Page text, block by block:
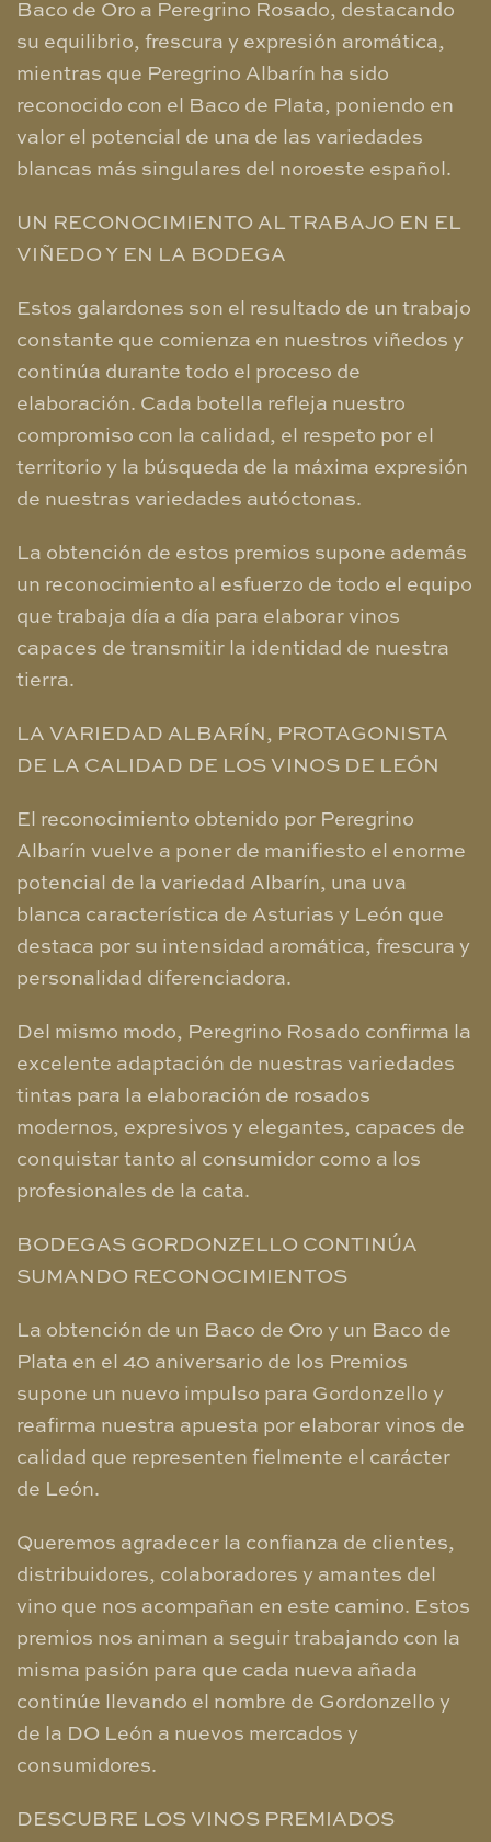
Baco de Oro a Peregrino Rosado, destacando
su equilibrio, frescura y expresión aromática,
mientras que Peregrino Albarín ha sido
reconocido con el Baco de Plata, poniendo en
valor el potencial de una de las variedades
blancas más singulares del noroeste español.
UN RECONOCIMIENTO AL TRABAJO EN EL
VIÑEDO Y EN LA BODEGA
Estos galardones son el resultado de un trabajo
constante que comienza en nuestros viñedos y
continúa durante todo el proceso de
elaboración. Cada botella refleja nuestro
compromiso con la calidad, el respeto por el
territorio y la búsqueda de la máxima expresión
de nuestras variedades autóctonas.
La obtención de estos premios supone además
un reconocimiento al esfuerzo de todo el equipo
que trabaja día a día para elaborar vinos
capaces de transmitir la identidad de nuestra
tierra.
LA VARIEDAD ALBARÍN, PROTAGONISTA
DE LA CALIDAD DE LOS VINOS DE LEÓN
El reconocimiento obtenido por Peregrino
Albarín vuelve a poner de manifiesto el enorme
potencial de la variedad Albarín, una uva
blanca característica de Asturias y León que
destaca por su intensidad aromática, frescura y
personalidad diferenciadora.
Del mismo modo, Peregrino Rosado confirma la
excelente adaptación de nuestras variedades
tintas para la elaboración de rosados
modernos, expresivos y elegantes, capaces de
conquistar tanto al consumidor como a los
profesionales de la cata.
BODEGAS GORDONZELLO CONTINÚA
SUMANDO RECONOCIMIENTOS
La obtención de un Baco de Oro y un Baco de
Plata en el 40 aniversario de los Premios
supone un nuevo impulso para Gordonzello y
reafirma nuestra apuesta por elaborar vinos de
calidad que representen fielmente el carácter
de León.
Queremos agradecer la confianza de clientes,
distribuidores, colaboradores y amantes del
vino que nos acompañan en este camino. Estos
premios nos animan a seguir trabajando con la
misma pasión para que cada nueva añada
continúe llevando el nombre de Gordonzello y
de la DO León a nuevos mercados y
consumidores.
DESCUBRE LOS VINOS PREMIADOS